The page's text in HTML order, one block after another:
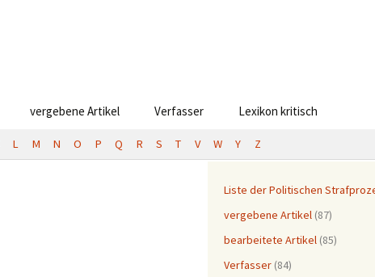
vergebene Artikel Verfasser Lexikon kritisch
L M N O P Q R S T V W Y Z
Liste der Politischen
vergebene Artikel (87)
bearbeitete Artikel (85)
Verfasser (84)